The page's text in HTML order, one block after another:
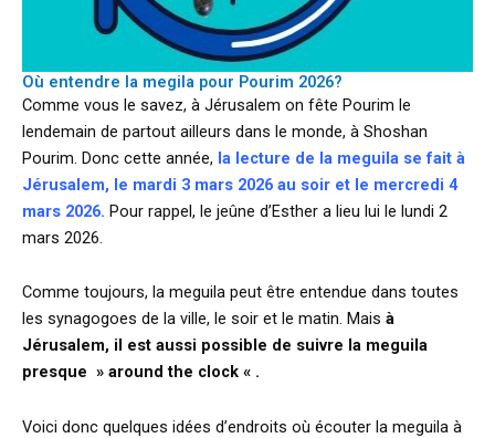
Où entendre la megila pour Pourim 2026?
Comme vous le savez, à Jérusalem on fête Pourim le
lendemain de partout ailleurs dans le monde, à Shoshan
Pourim. Donc cette année, la lecture de la meguila se fait à
Jérusalem, le mardi 3 mars 2026 au soir et le mercredi 4
mars 2026. Pour rappel, le jeûne d’Esther a lieu lui le lundi 2
mars 2026.
Comme toujours, la meguila peut être entendue dans toutes
les synagogoes de la ville, le soir et le matin. Mais à
Jérusalem, il est aussi possible de suivre la meguila
presque » around the clock « .
Voici donc quelques idées d’endroits où écouter la meguila à